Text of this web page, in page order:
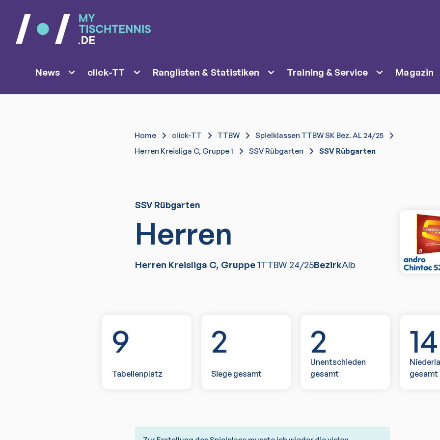
News click-TT Ranglisten & Statistiken Training & Service Magazin
Home click-TT TTBW
Spielklassen TTBW SK Bez. AL 24/25
Herren Kreisliga C, Gruppe 1
SSV Rübgarten SSV Rübgarten
SSV Rübgarten
Herren
Herren Kreisliga C, Gruppe 1TTBW 24/25BezirkAlb
9
Tabellenplatz
2
Siege gesamt
2
Unentschieden
gesamt
14
gesamt